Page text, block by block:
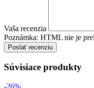
Vaša recenzia
Poznámka: HTML nie je
Poslať recenziu
Súvisiace produkty
-26%